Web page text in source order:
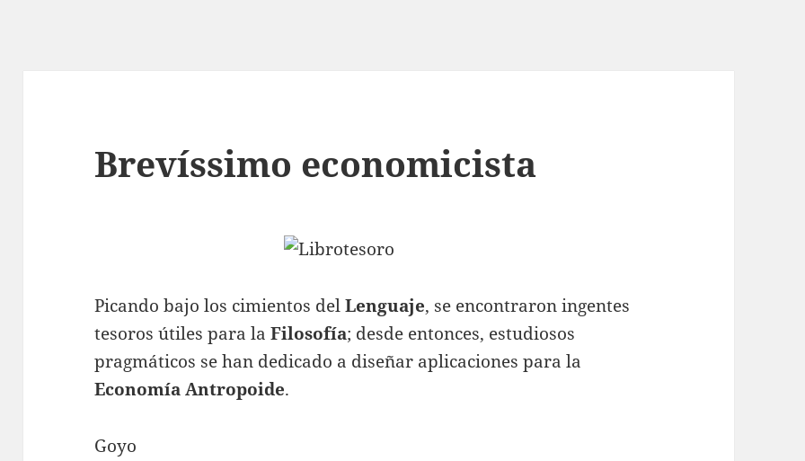
Brevíssimo economicista
Picando bajo los cimientos delLenguaje, se encontraron ingentes
tesoros útiles para laFilosofía; desde entonces, estudiosos
pragmáticos se han dedicado a diseñar aplicaciones para la
Economía Antropoide.
Goyo